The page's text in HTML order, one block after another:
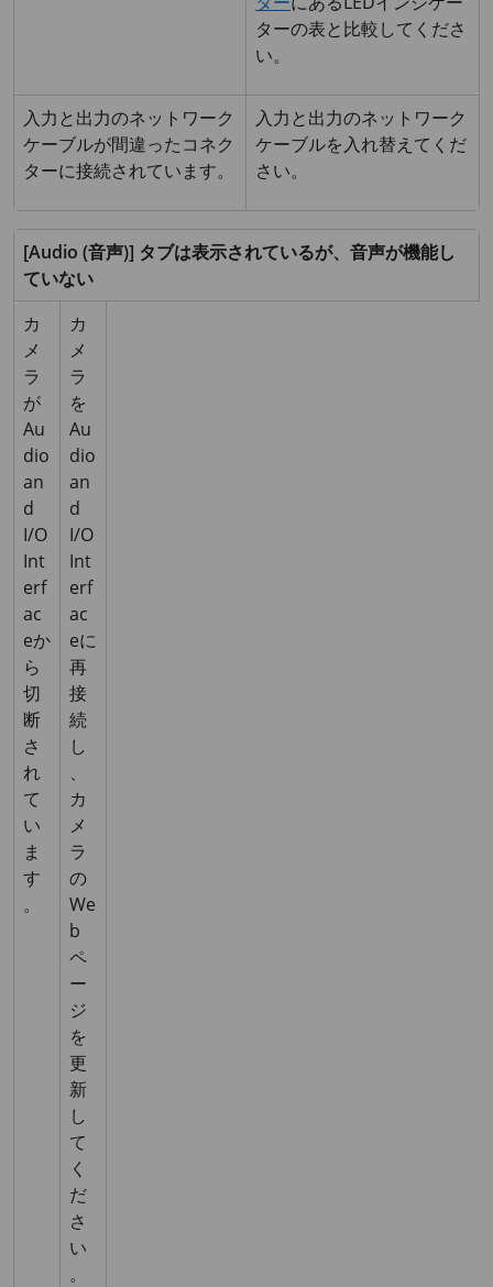
ターの表と比較してくださ
い。
入力と出力のネットワーク
ケーブルが間違ったコネク
ターに接続されています。
入力と出力のネットワーク
ケーブルを入れ替えてくだ
さい。
[Audio (音声)] タブは表示されているが、音声が機能し
ていない
カ
メ
ラ
が
Au
dio
an
d
I/O
Int
erf
ac
eか
ら
切
断
さ
れ
て
い
ま
す
。
カ
メ
ラ
を
Au
dio
an
d
I/O
Int
erf
ac
eに
再
接
続
し
、
カ
メ
ラ
の
We
b
ペ
ー
ジ
を
更
新
し
て
く
だ
さ
い
。